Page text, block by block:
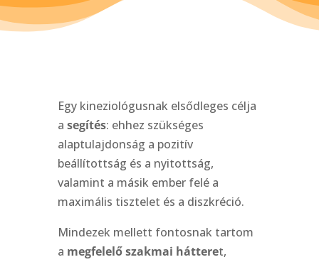
Egy kineziológusnak elsődleges célja
a segítés: ehhez szükséges
alaptulajdonság a pozitív
beállítottság és a nyitottság,
valamint a másik ember felé a
maximális tisztelet és a diszkréció.
Mindezek mellett fontosnak tartom
a megfelelő szakmai hátteret,